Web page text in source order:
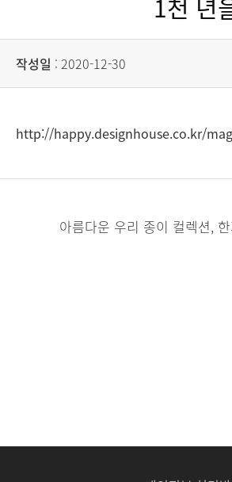
1천 년
작성일 : 2020-12-30
http://happy.designhouse.co.kr/